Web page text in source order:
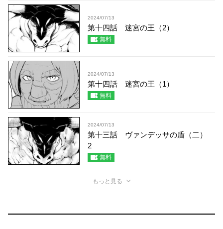
2024/07/13
第十四話 迷宮の王（2）
無料
2024/07/13
第十四話 迷宮の王（1）
無料
2024/07/13
第十三話 ヴァンデッサの盾（二）
2
無料
もっと見る